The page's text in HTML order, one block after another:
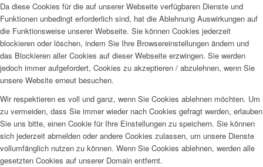
Da diese Cookies für die auf unserer Webseite verfügbaren Dienste und
Funktionen unbedingt erforderlich sind, hat die Ablehnung Auswirkungen auf
die Funktionsweise unserer Webseite. Sie können Cookies jederzeit
blockieren oder löschen, indem Sie Ihre Browsereinstellungen ändern und
das Blockieren aller Cookies auf dieser Webseite erzwingen. Sie werden
jedoch immer aufgefordert, Cookies zu akzeptieren / abzulehnen, wenn Sie
unsere Website erneut besuchen.
Wir respektieren es voll und ganz, wenn Sie Cookies ablehnen möchten. Um
zu vermeiden, dass Sie immer wieder nach Cookies gefragt werden, erlauben
Sie uns bitte, einen Cookie für Ihre Einstellungen zu speichern. Sie können
sich jederzeit abmelden oder andere Cookies zulassen, um unsere Dienste
vollumfänglich nutzen zu können. Wenn Sie Cookies ablehnen, werden alle
gesetzten Cookies auf unserer Domain entfernt.